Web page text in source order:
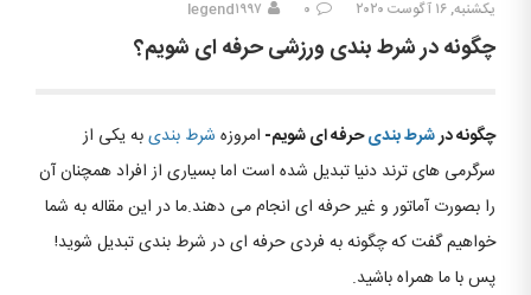
یکشنبه, ۱۶ آگوست ۲۰۲۰
۰ legend۱۹۹۷
چگونه در شرط بندی ورزشی حرفه ای شویم؟
چگونه درشرط بندیحرفه ای شویم- امروزه شرط بندیبه یکی از
سرگرمی های ترند دنیا تبدیل شده است اما بسیاری از افراد همچنان آن
را بصورت آماتور و غیر حرفه ای انجام می دهند.ما در این مقاله به شما
خواهیم گفت که چگونه به فردی حرفه ای در شرط بندی تبدیل شوید!
پس با ما همراه باشید.